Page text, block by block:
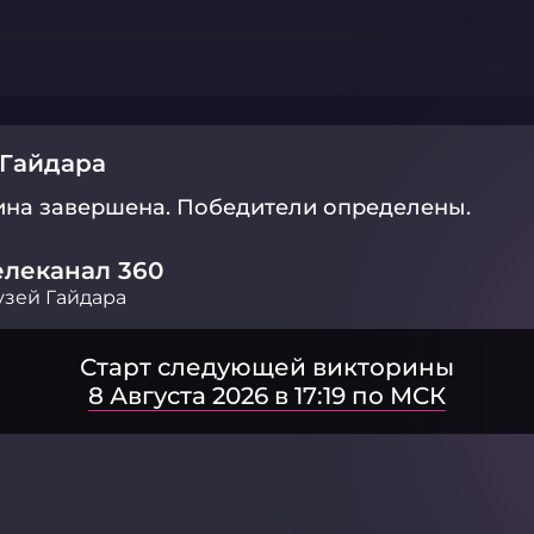
завершена. Победители определены.
360
Гайдара
Старт следующей викторины
8 Августа 2026 в 17:19 по МСК